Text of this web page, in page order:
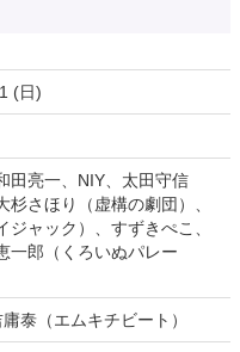
(日)
田亮一、NIY、太田守信
杉さほり（虚構の劇団）、
ャック）、すずきぺこ、
一郎（くろいぬパレー
泰（エムキチビート）